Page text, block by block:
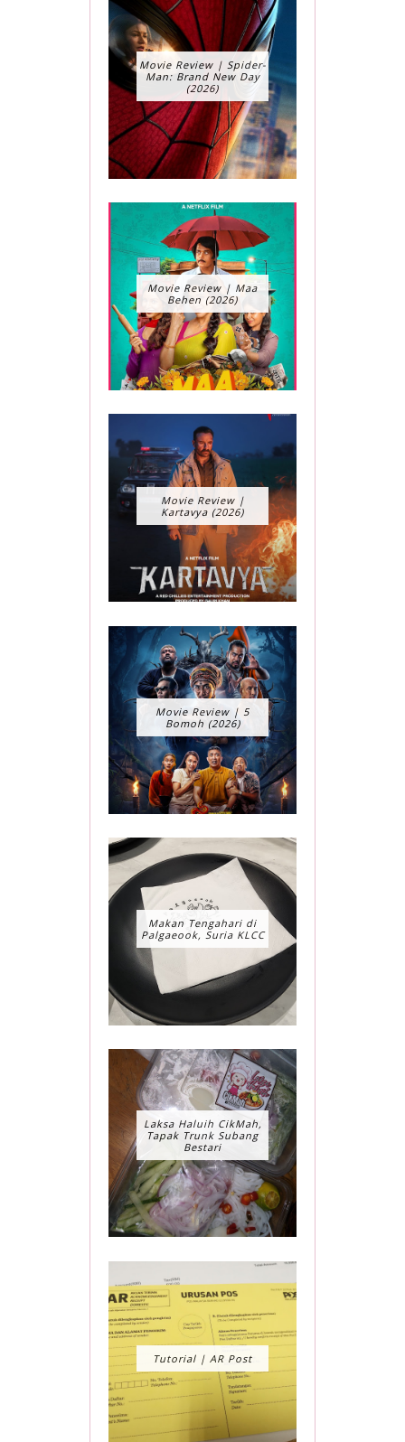
Movie Review | Spider-
Man: Brand New Day
(2026)
Movie Review | Maa
Behen (2026)
Movie Review |
Kartavya (2026)
Movie Review | 5
Bomoh (2026)
Makan Tengahari di
Palgaeook, Suria KLCC
Laksa Haluih CikMah,
Tapak Trunk Subang
Bestari
Tutorial | AR Post